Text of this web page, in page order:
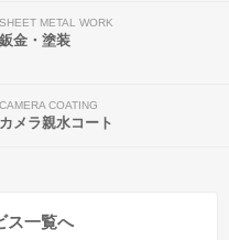
SHEET METAL WORK
鈑金・塗装
CAMERA COATING
カメラ親水コート
ス一覧へ